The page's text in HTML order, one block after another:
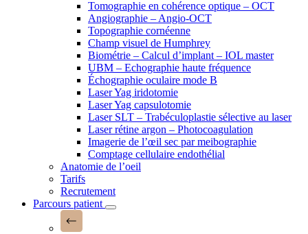
Tomographie en cohérence optique – OCT
Angiographie – Angio-OCT
Topographie cornéenne
Champ visuel de Humphrey
Biométrie – Calcul d’implant – IOL master
UBM – Echographie haute fréquence
Échographie oculaire mode B
Laser Yag iridotomie
Laser Yag capsulotomie
Laser SLT – Trabéculoplastie sélective au laser
Laser rétine argon – Photocoagulation
Imagerie de l’œil sec par meibographie
Comptage cellulaire endothélial
Anatomie de l’oeil
Tarifs
Recrutement
Parcours patient